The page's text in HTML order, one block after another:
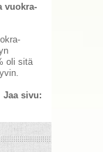
vuokra-
oli sitä
Jaa sivu: